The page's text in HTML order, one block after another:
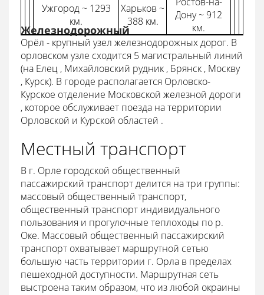
Ужгород ~ 1293
км.
Харьков ~
388 км.
Дону ~ 912
км.
Железнодорожный
Орёл - крупный узел железнодорожных дорог. В
орловском узле сходится 5 магистральный линий
(на Елец , Михайловский рудник , Брянск , Москву
, Курск). В городе располагается Орловско-
Курское отделение Московской железной дороги
, которое обслуживает поезда на территории
Орловской и Курской областей .
Местный транспорт
В г. Орле городской общественный
пассажирский транспорт делится на три группы:
массовый общественный транспорт,
общественный транспорт индивидуального
пользования и прогулочные теплоходы по р.
Оке. Массовый общественный пассажирский
транспорт охватывает маршрутной сетью
большую часть территории г. Орла в пределах
пешеходной доступности. Маршрутная сеть
выстроена таким образом, что из любой окраины